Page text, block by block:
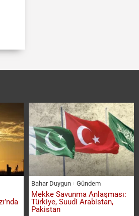
Bahar Duygun Gündem
Mekke Savunma Anlaşması:
Türkiye, Suudi Arabistan,
Pakistan